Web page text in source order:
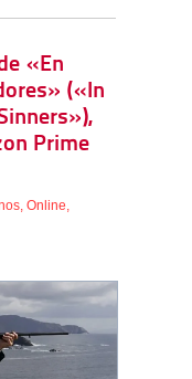
«En
(«In
Prime
, Online,